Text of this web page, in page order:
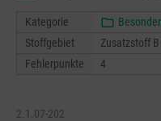
Kategorie
Stoffgebiet
Zusatzstoff B
Fehlerpunkte
4
2.1.07-202